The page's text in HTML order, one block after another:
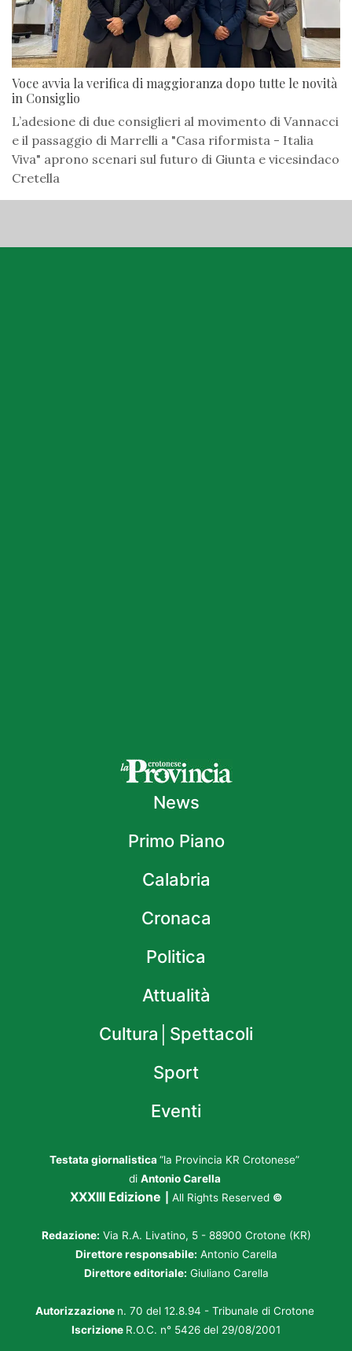
Voce avvia la verifica di maggioranza dopo tutte le novità
in Consiglio
L’adesione di due consiglieri al movimento di Vannacci
e il passaggio di Marrelli a "Casa riformista - Italia
Viva" aprono scenari sul futuro di Giunta e vicesindaco
Cretella
News
Primo Piano
Calabria
Cronaca
Politica
Attualità
Cultura│Spettacoli
Sport
Eventi
Testata giornalistica “la Provincia KR Crotonese”
di Antonio Carella
XXXIII Edizione All Rights Reserved ©
Redazione: Via R.A. Livatino, 5 - 88900 Crotone (KR)
Direttore responsabile: Antonio Carella
Direttore editoriale: Giuliano Carella
Autorizzazione n. 70 del 12.8.94 - Tribunale di Crotone
Iscrizione R.O.C. n° 5426 del 29/08/2001